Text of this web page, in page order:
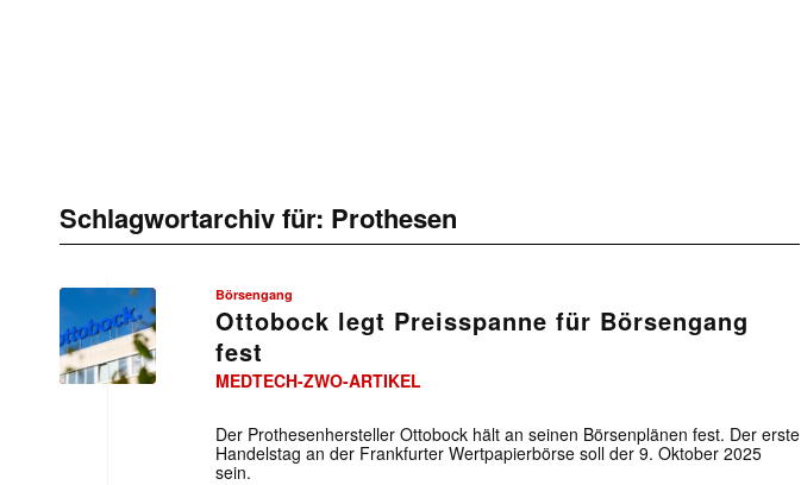
Schlagwortarchiv für: Prothesen
Börsengang
Ottobock legt Preisspanne für Börsengang
fest
MEDTECH-ZWO-ARTIKEL
Der Prothesenhersteller Ottobock hält an seinen Börsenplänen fest. Der erste
Handelstag an der Frankfurter Wertpapierbörse soll der 9. Oktober 2025
sein.